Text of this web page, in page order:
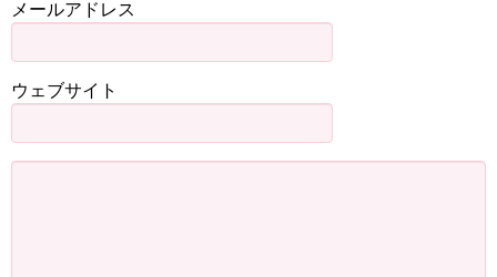
メールアドレス
ウェブサイト